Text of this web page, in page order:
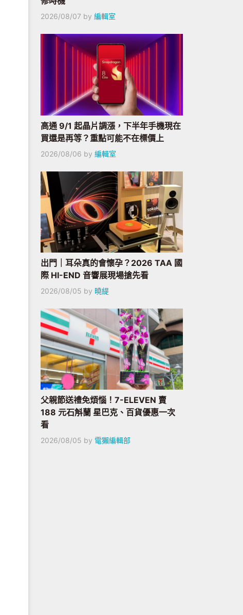
2026/08/07 by 編輯室
高通 9/1 起晶片調漲，下半年手機現在
買還是再等？重點可能不在標價上
2026/08/06 by 編輯室
出門｜耳朵真的會懷孕？2026 TAA 國
際 HI-END 音響展現場搶先看
2026/08/05 by 曉緹
父親節送禮免煩惱！7-ELEVEN 賣
188 元石斛蘭 星巴克、百貨優惠一次
看
2026/08/05 by 電獺編輯部